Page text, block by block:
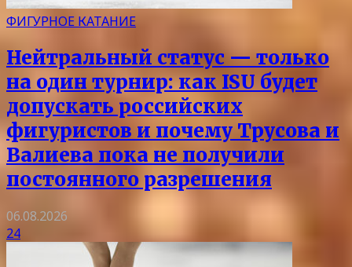
ФИГУРНОЕ КАТАНИЕ
Нейтральный статус — только
на один турнир: как ISU будет
допускать российских
фигуристов и почему Трусова и
Валиева пока не получили
постоянного разрешения
06.08.2026
24